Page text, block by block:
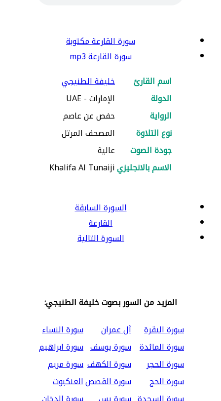
سورة القارعة مكتوبة
سورة القارعة mp3
اسم القارئ
خليفة الطنيجي
الدولة
الإمارات - UAE
الرواية
حفص عن عاصم
نوع التلاوة
المصحف المرتل
جودة الصوت
عالية
الاسم بالانجليزيKhalifa Al Tunaiji
السورة السابقة
القارعة
السورة التالية
المزيد من السور بصوت خليفة الطنيجي:
سورة البقرة
آل عمران
سورة النساء
سورة المائدة سورة يوسف سورة ابراهيم
سورة الحجر
سورة الكهف سورة مريم
سورة الحج
سورة القصصالعنكبوت